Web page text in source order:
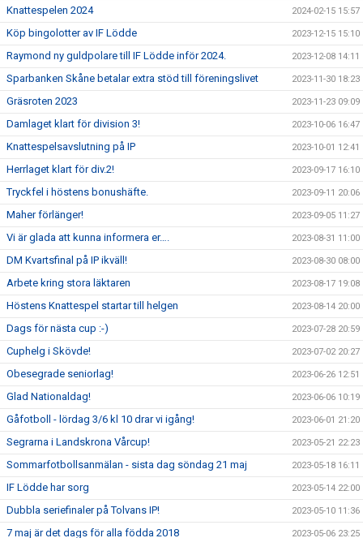
Knattespelen 2024 2024-02-15 15:57
Köp bingolotter av IF Lödde 2023-12-15 15:10
Raymond ny guldpolare till IF Lödde inför 2024. 2023-12-08 14:11
Sparbanken Skåne betalar extra stöd till föreningslivet 2023-11-30 18:23
Gräsroten 2023 2023-11-23 09:09
Damlaget klart för division 3! 2023-10-06 16:47
Knattespelsavslutning på IP 2023-10-01 12:41
Herrlaget klart för div.2! 2023-09-17 16:10
Tryckfel i höstens bonushäfte. 2023-09-11 20:06
Maher förlänger! 2023-09-05 11:27
Vi är glada att kunna informera er…. 2023-08-31 11:00
DM Kvartsfinal på IP ikväll! 2023-08-30 08:00
Arbete kring stora läktaren 2023-08-17 19:08
Höstens Knattespel startar till helgen 2023-08-14 20:00
Dags för nästa cup :-) 2023-07-28 20:59
Cuphelg i Skövde! 2023-07-02 20:27
Obesegrade seniorlag! 2023-06-26 12:51
Glad Nationaldag! 2023-06-06 10:19
Gåfotboll - lördag 3/6 kl 10 drar vi igång! 2023-06-01 21:20
Segrarna i Landskrona Vårcup! 2023-05-21 22:23
Sommarfotbollsanmälan - sista dag söndag 21 maj 2023-05-18 16:11
IF Lödde har sorg 2023-05-14 22:00
Dubbla seriefinaler på Tolvans IP! 2023-05-10 11:36
7 maj är det dags för alla födda 2018 2023-05-06 23:25